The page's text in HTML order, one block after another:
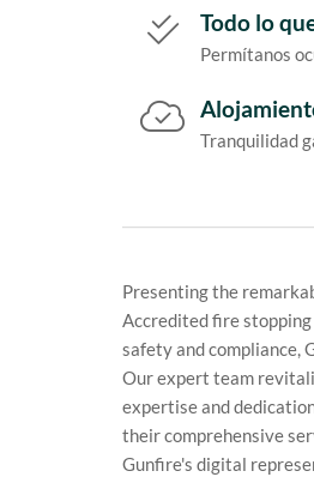
Todo lo
Permítanos
Tranquilidad
Presenting the
Accredited fire
safety and compliance,
Our expert team
expertise and
their comprehensive
Gunfire's digital